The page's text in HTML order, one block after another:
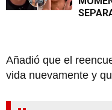
Añadió que el
vida nuevamente y